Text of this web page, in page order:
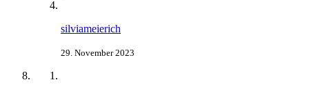
silviameierich
29. November 2023